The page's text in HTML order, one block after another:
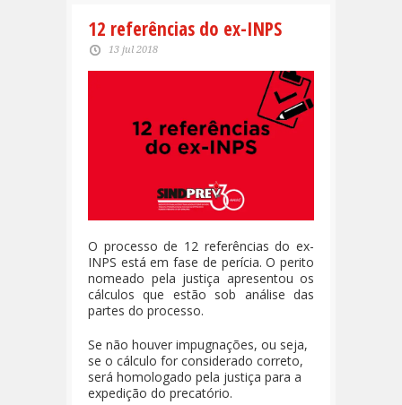
12 referências do ex-INPS
13 jul 2018
O processo de 12 referências do ex-
INPS está em fase de perícia. O perito
nomeado pela justiça apresentou os
cálculos que estão sob análise das
partes do processo.
Se não houver impugnações, ou seja,
se o cálculo for considerado correto,
será homologado pela justiça para a
expedição do precatório.